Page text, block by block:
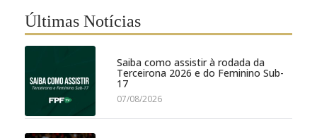
Últimas Notícias
Saiba como assistir à rodada da
Terceirona 2026 e do Feminino Sub-
17
07/08/2026